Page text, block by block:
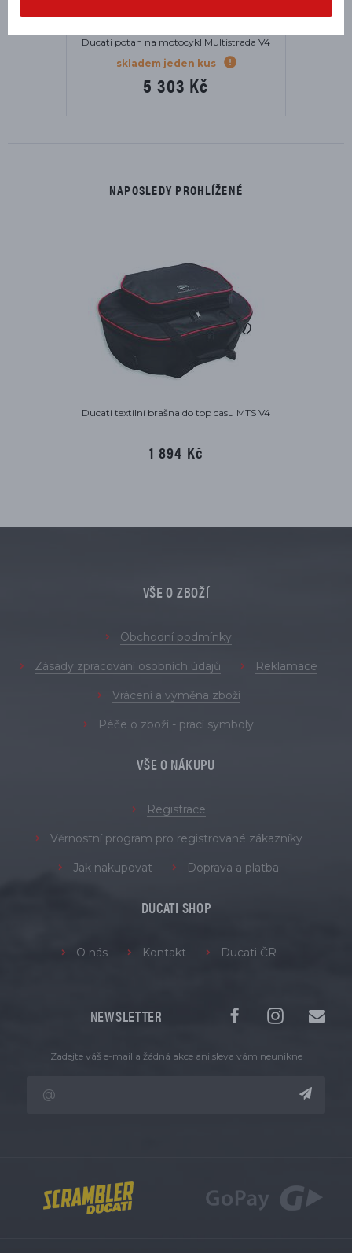
Ducati potah na motocykl Multistrada V4
skladem jeden kus
5 303 Kč
NAPOSLEDY PROHLÍŽENÉ
Ducati textilní brašna do top casu MTS V4
1 894 Kč
VŠE O ZBOŽÍ
Obchodní podmínky
Zásady zpracování osobních údajů Reklamace
Vrácení a výměna zboží
Péče o zboží - prací symboly
VŠE O NÁKUPU
Registrace
Věrnostní program pro registrované zákazníky
Jak nakupovat Doprava a platba
DUCATI SHOP
O nás Kontakt Ducati ČR
NEWSLETTER
Zadejte váš e-mail a žádná akce ani sleva vám neunikne